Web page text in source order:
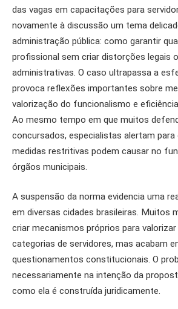
das vagas em capacitações para
novamente à discussão um tema
administração pública: como garantir
profissional sem criar distorções legais
administrativas. O caso ultrapassa a
provoca reflexões importantes sobre
valorização do funcionalismo e
Ao mesmo tempo em que muitos
concursados, especialistas alertam
medidas restritivas podem causar no
órgãos municipais.
A suspensão da norma evidencia uma
em diversas cidades brasileiras. Muitos
criar mecanismos próprios para
categorias de servidores, mas acabam
questionamentos constitucionais. O
necessariamente na intenção da
como ela é construída juridicamente.